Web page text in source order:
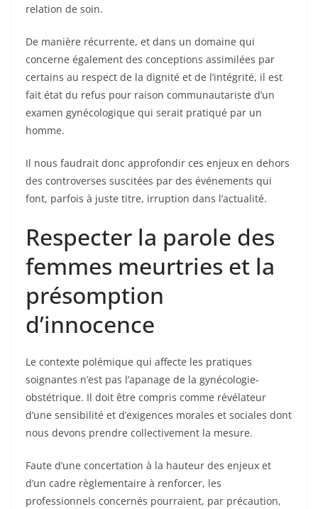
relation de soin.
De manière récurrente, et dans un domaine qui
concerne également des conceptions assimilées par
certains au respect de la dignité et de l’intégrité, il est
fait état du refus pour raison communautariste d’un
examen gynécologique qui serait pratiqué par un
homme.
Il nous faudrait donc approfondir ces enjeux en dehors
des controverses suscitées par des événements qui
font, parfois à juste titre, irruption dans l’actualité.
Respecter la parole des
femmes meurtries et la
présomption
d’innocence
Le contexte polémique qui affecte les pratiques
soignantes n’est pas l’apanage de la gynécologie-
obstétrique. Il doit être compris comme révélateur
d’une sensibilité et d’exigences morales et sociales dont
nous devons prendre collectivement la mesure.
Faute d’une concertation à la hauteur des enjeux et
d’un cadre règlementaire à renforcer, les
professionnels concernés pourraient, par précaution,